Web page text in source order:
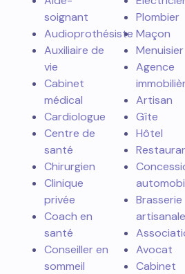
soignant
Audioprothésiste
Auxiliaire de
vie
Cabinet
médical
Cardiologue
Centre de
santé
Chirurgien
Clinique
privée
Coach en
santé
Conseiller en
sommeil
Plombier
Maçon
Menuisier
Agence
Artisan
Gîte
Hôtel
Brasserie
artisanale
Avocat
Cabinet